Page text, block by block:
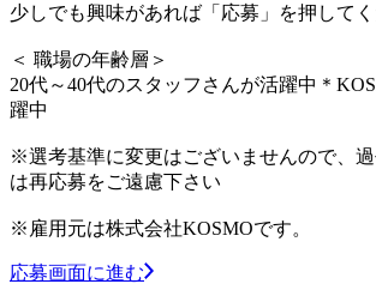
少しでも興味があれば「応募」を押してく
＜ 職場の年齢層＞
20代～40代のスタッフさんが活躍中＊
躍中
※選考基準に変更はございませんので、
は再応募をご遠慮下さい
※雇用元は株式会社KOSMOです。
応募画面に進む